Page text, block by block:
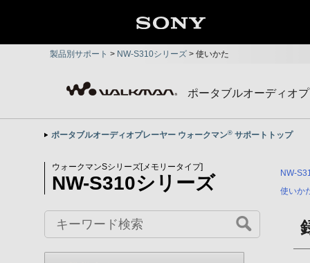
製品別サポート > NW-S310シリーズ > 使いかた
ポータブルオーディオ
ポータブルオーディオプレーヤー ウォークマン® サポートトップ
ウォークマンSシリーズ[メモリータイプ]
NW-S310シリーズ
NW-
使いか